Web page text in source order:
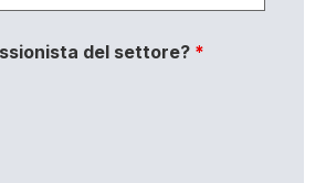
del settore? *